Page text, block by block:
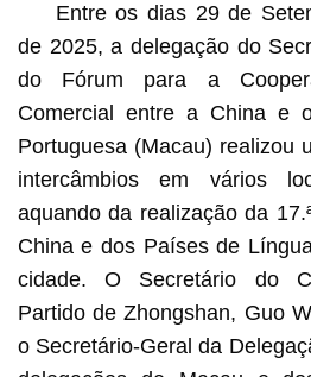
Entre os dias 29 de
de 2025, a delegação do
do Fórum para a
Comercial entre a China e
Portuguesa (Macau) realizou
intercâmbios em vários
aquando da realização da
China e dos Países de
cidade. O Secretário do
Partido de Zhongshan, Guo
o Secretário-Geral da